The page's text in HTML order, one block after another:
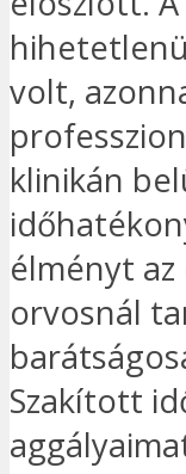
volt,
klinikán
élményt
orvosnál
Szakított